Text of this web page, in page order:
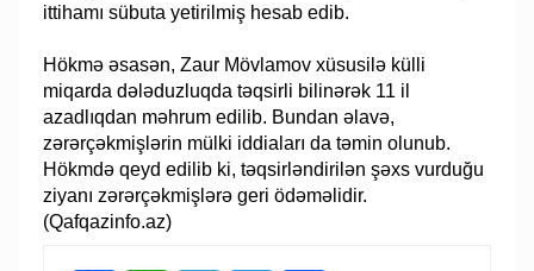
ittihamı sübuta yetirilmiş hesab edib.
Hökmə əsasən, Zaur Mövlamov xüsusilə külli
miqarda dələduzluqda təqsirli bilinərək 11 il
azadlıqdan məhrum edilib. Bundan əlavə,
zərərçəkmişlərin mülki iddiaları da təmin olunub.
Hökmdə qeyd edilib ki, təqsirləndirilən şəxs vurduğu
ziyanı zərərçəkmişlərə geri ödəməlidir.
(Qafqazinfo.az)